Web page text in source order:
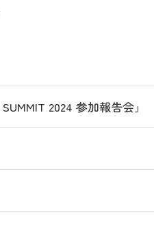
2024 参加報告会」